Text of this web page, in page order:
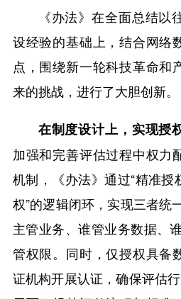
《办法》在全面总结
设经验的基础上，结合网络
点，围绕新一轮科技革命和
来的挑战，进行了大胆创新。
在制度设计上，实现授
加强和完善评估过程中权力
机制，《办法》通过“精准
权”的逻辑闭环，实现三者统
主管业务、谁管业务数据、
管权限。同时，仅授权具备
证机构开展认证，确保评估